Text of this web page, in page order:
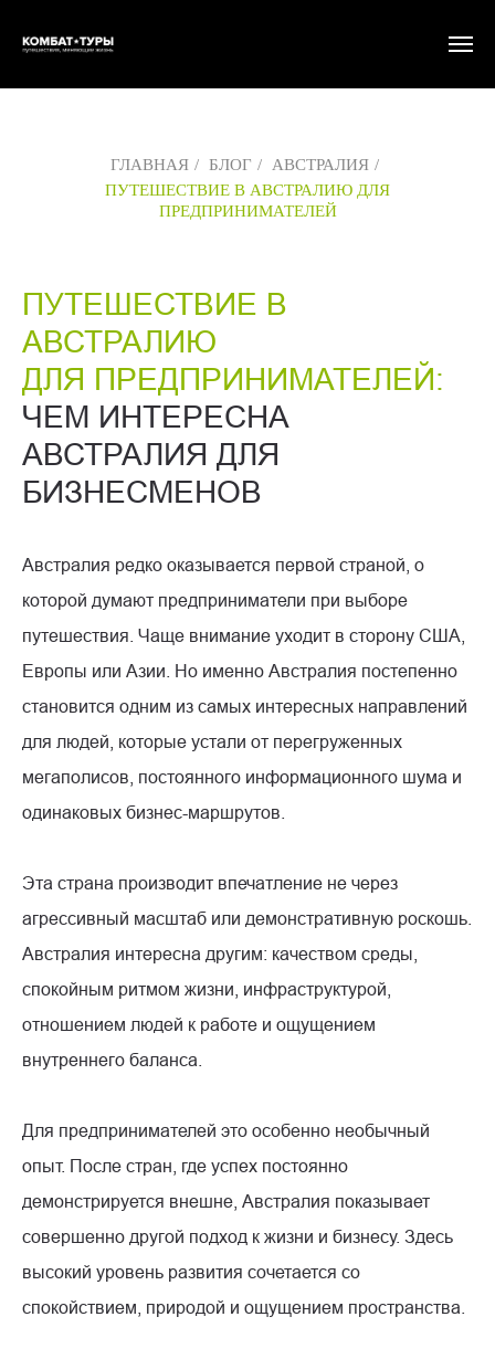
ГЛАВНАЯ / БЛОГ / АВСТРАЛИЯ /
ПУТЕШЕСТВИЕ В АВСТРАЛИЮ ДЛЯ
ПРЕДПРИНИМАТЕЛЕЙ
ПУТЕШЕСТВИЕ В
АВСТРАЛИЮ
ДЛЯ ПРЕДПРИНИМАТЕЛЕЙ:
ЧЕМ ИНТЕРЕСНА
АВСТРАЛИЯ ДЛЯ
БИЗНЕСМЕНОВ
Австралия редко оказывается первой страной, о
которой думают предприниматели при выборе
путешествия. Чаще внимание уходит в сторону США,
Европы или Азии. Но именно Австралия постепенно
становится одним из самых интересных направлений
для людей, которые устали от перегруженных
мегаполисов, постоянного информационного шума и
одинаковых бизнес-маршрутов.
Эта страна производит впечатление не через
агрессивный масштаб или демонстративную роскошь.
Австралия интересна другим: качеством среды,
спокойным ритмом жизни, инфраструктурой,
отношением людей к работе и ощущением
внутреннего баланса.
Для предпринимателей это особенно необычный
опыт. После стран, где успех постоянно
демонстрируется внешне, Австралия показывает
совершенно другой подход к жизни и бизнесу. Здесь
высокий уровень развития сочетается со
спокойствием, природой и ощущением пространства.